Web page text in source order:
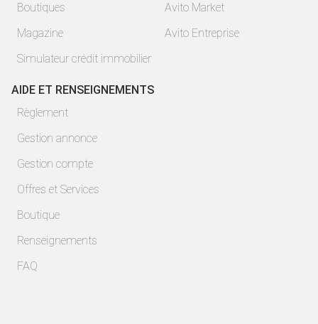
Boutiques
Magazine
Simulateur crédit immobilier
Avito Market
Avito Entreprise
AIDE ET RENSEIGNEMENTS
Règlement
Gestion annonce
Gestion compte
Offres et Services
Boutique
Renseignements
FAQ